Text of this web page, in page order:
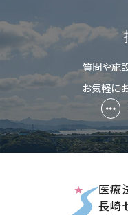
質問や施
お気軽に
医療
長崎